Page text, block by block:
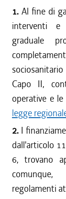
1. Al fine di
interventi e
graduale
Capo II,
operative e
legge
2. I
dall'articolo
6, trovano
regolamenti